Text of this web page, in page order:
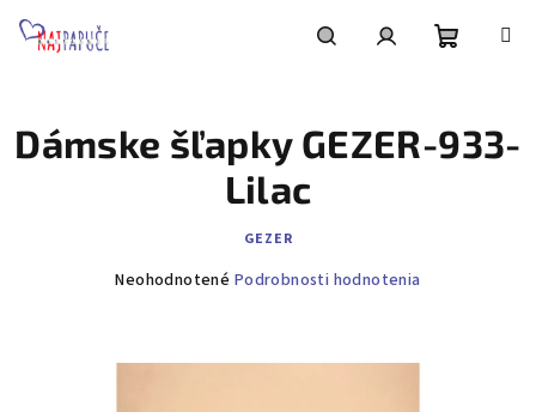
košík
Dámske šľapky GEZER-933-
Lilac
GEZER
Priemerné
Neohodnotené Podrobnosti hodnotenia